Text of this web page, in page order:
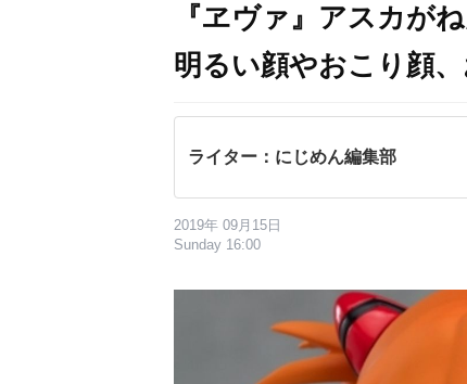
『ヱヴァ』アスカが
明るい顔やおこり顔
ライター：にじめん編集部
2019年 09月15日
Sunday 16:00